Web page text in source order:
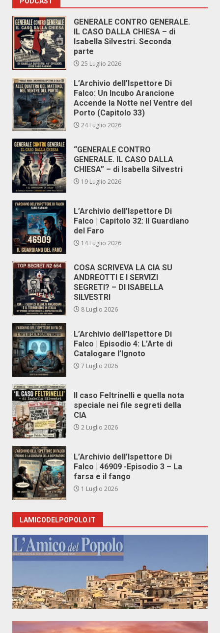
GENERALE CONTRO GENERALE.
IL CASO DALLA CHIESA – di
Isabella Silvestri. Seconda
parte
25 Luglio 2026
L’Archivio dell’Ispettore Di
Falco: Un Incubo Arancione
Accende la Notte nel Ventre del
Porto (Capitolo 33)
24 Luglio 2026
“GENERALE CONTRO
GENERALE. IL CASO DALLA
CHIESA” – di Isabella Silvestri
19 Luglio 2026
L’Archivio dell’Ispettore Di
Falco | Capitolo 32: Il Guardiano
del Faro
14 Luglio 2026
COSA SCRIVEVA LA CIA SU
ANDREOTTI E I SERVIZI
SEGRETI? – DI ISABELLA
SILVESTRI
8 Luglio 2026
L’Archivio dell’Ispettore Di
Falco | Episodio 4: L’Arte di
Catalogare l’Ignoto
7 Luglio 2026
Il caso Feltrinelli e quella nota
speciale nei file segreti della
CIA
2 Luglio 2026
L’Archivio dell’Ispettore Di
Falco | 46909 -Episodio 3 – La
farsa e il fango
1 Luglio 2026
LAMICODELPOPOLO.IT